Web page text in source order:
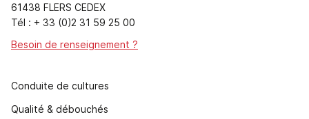
61438 FLERS CEDEX
Tél : + 33 (0)2 31 59 25 00
Besoin de renseignement ?
Conduite de cultures
Qualité & débouchés